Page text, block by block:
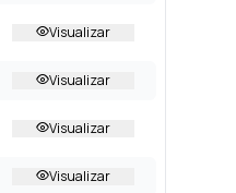
Visualizar
Visualizar
Visualizar
Visualizar